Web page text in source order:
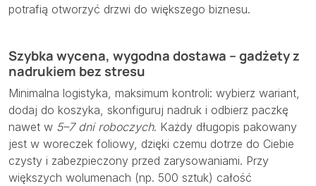
potrafią otworzyć drzwi do większego biznesu.
Szybka wycena, wygodna dostawa – gadżety z
nadrukiem bez stresu
Minimalna logistyka, maksimum kontroli: wybierz wariant,
dodaj do koszyka, skonfiguruj nadruk i odbierz paczkę
nawet w 5–7 dni roboczych. Każdy długopis pakowany
jest w woreczek foliowy, dzięki czemu dotrze do Ciebie
czysty i zabezpieczony przed zarysowaniami. Przy
większych wolumenach (np. 500 sztuk) całość